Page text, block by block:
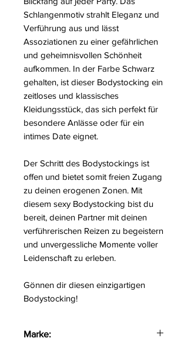
Schlangenmotiv strahlt Eleganz und
Verführung aus und lässt
Assoziationen zu einer gefährlichen
und geheimnisvollen Schönheit
aufkommen. In der Farbe Schwarz
gehalten, ist dieser Bodystocking ein
zeitloses und klassisches
Kleidungsstück, das sich perfekt für
besondere Anlässe oder für ein
intimes Date eignet.
Der Schritt des Bodystockings ist
offen und bietet somit freien Zugang
zu deinen erogenen Zonen. Mit
diesem sexy Bodystocking bist du
bereit, deinen Partner mit deinen
verführerischen Reizen zu begeistern
und unvergessliche Momente voller
Leidenschaft zu erleben.
Gönnen dir diesen einzigartigen
Bodystocking!
Marke: